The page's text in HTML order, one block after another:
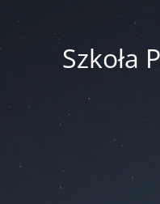
Szkoła